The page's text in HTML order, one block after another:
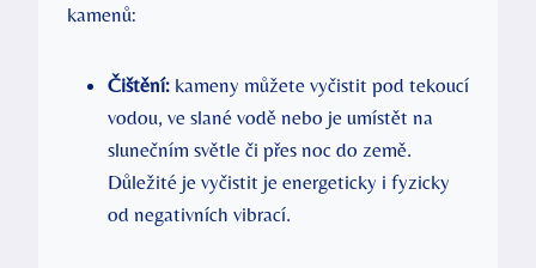
kamenů:
Čištění: kameny můžete vyčistit pod tekoucí
vodou, ve slané vodě nebo je umístět na
slunečním světle či přes noc do země.
Důležité je vyčistit je energeticky i fyzicky
od negativních vibrací.